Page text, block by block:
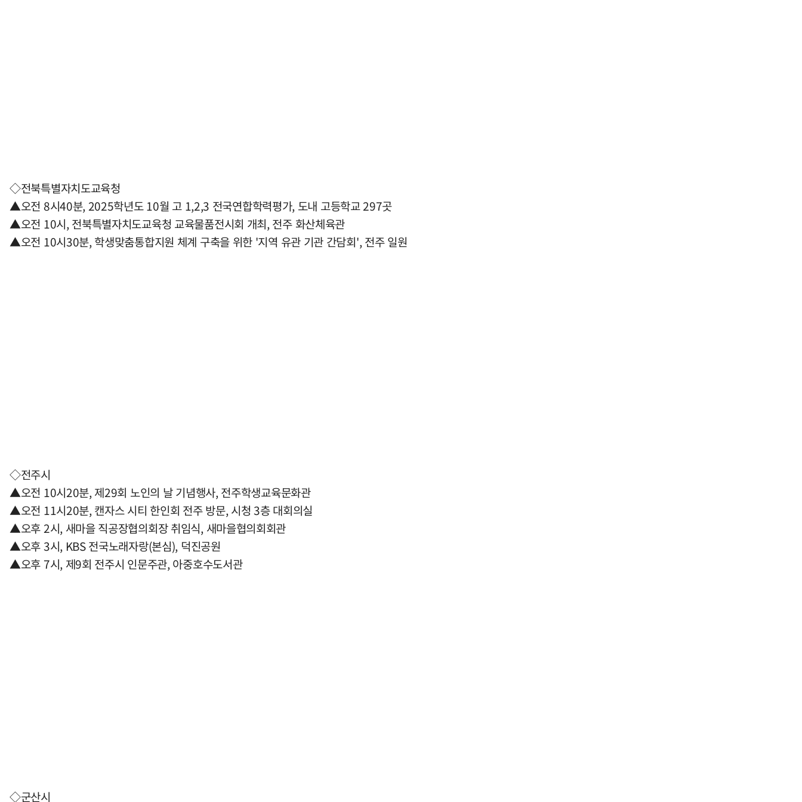
◇전북특별자치도교육청
▲오전 8시40분, 2025학년도 10월 고 1,2,3 전국연합학력평가, 도내 고등학교 297곳
▲오전 10시, 전북특별자치도교육청 교육물품전시회 개최, 전주 화산체육관
▲오전 10시30분, 학생맞춤통합지원 체계 구축을 위한 '지역 유관 기관 간담회', 전주 일원
◇전주시
▲오전 10시20분, 제29회 노인의 날 기념행사, 전주학생교육문화관
▲오전 11시20분, 캔자스 시티 한인회 전주 방문, 시청 3층 대회의실
▲오후 2시, 새마을 직공장협의회장 취임식, 새마을협의회회관
▲오후 3시, KBS 전국노래자랑(본심), 덕진공원
▲오후 7시, 제9회 전주시 인문주관, 아중호수도서관
◇군산시